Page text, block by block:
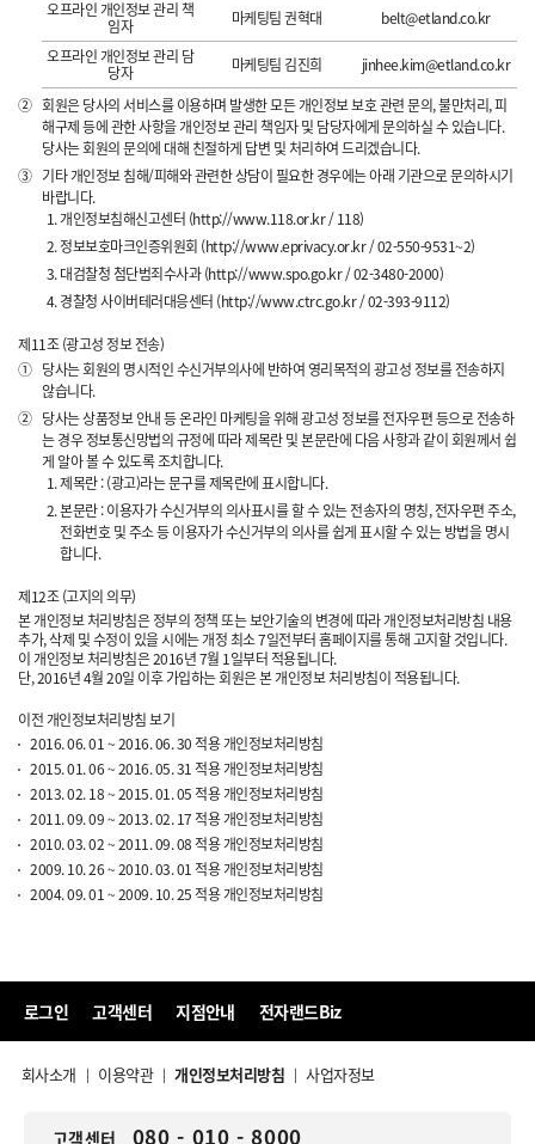
오프라인 개인정보 관리 책
임자 마케팅팀 권혁대
belt@etland.co.kr
오프라인 개인정보 관리 담
당자 마케팅팀 김진희
jinhee.kim@etland.co.kr
② 회원은 당사의 서비스를 이용하며 발생한 모든 개인정보 보호 관련 문의, 불만처리, 피
해구제 등에 관한 사항을 개인정보 관리 책임자 및 담당자에게 문의하실 수 있습니다.
당사는 회원의 문의에 대해 친절하게 답변 및 처리하여 드리겠습니다.
③ 기타 개인정보 침해/피해와 관련한 상담이 필요한 경우에는 아래 기관으로 문의하시기
바랍니다.
개인정보침해신고센터 (http://www.118.or.kr / 118)
정보보호마크인증위원회 (http://www.eprivacy.or.kr / 02-550-9531~2)
대검찰청 첨단범죄수사과 (http://www.spo.go.kr / 02-3480-2000)
경찰청 사이버테러대응센터 (http://www.ctrc.go.kr / 02-393-9112)
제11조 (광고성 정보 전송)
① 당사는 회원의 명시적인 수신거부의사에 반하여 영리목적의 광고성 정보를 전송하지
않습니다.
② 당사는 상품정보 안내 등 온라인 마케팅을 위해 광고성 정보를 전자우편 등으로 전송하
는 경우 정보통신망법의 규정에 따라 제목란 및 본문란에 다음 사항과 같이 회원께서 쉽
게 알아 볼 수 있도록 조치합니다.
제목란 : (광고)라는 문구를 제목란에 표시합니다.
본문란 : 이용자가 수신거부의 의사표시를 할 수 있는 전송자의 명칭, 전자우편 주소,
전화번호 및 주소 등 이용자가 수신거부의 의사를 쉽게 표시할 수 있는 방법을 명시
합니다.
제12조 (고지의 의무)
본 개인정보 처리방침은 정부의 정책 또는 보안기술의 변경에 따라 개인정보처리방침 내용
추가, 삭제 및 수정이 있을 시에는 개정 최소 7일전부터 홈페이지를 통해 고지할 것입니다.
이 개인정보 처리방침은 2016년 7월 1일부터 적용됩니다.
단, 2016년 4월 20일 이후 가입하는 회원은 본 개인정보 처리방침이 적용됩니다.
이전 개인정보처리방침 보기
2016. 06. 01 ~ 2016. 06. 30 적용 개인정보처리방침
2015. 01. 06 ~ 2016. 05. 31 적용 개인정보처리방침
2013. 02. 18 ~ 2015. 01. 05 적용 개인정보처리방침
2011. 09. 09 ~ 2013. 02. 17 적용 개인정보처리방침
2010. 03. 02 ~ 2011. 09. 08 적용 개인정보처리방침
2009. 10. 26 ~ 2010. 03. 01 적용 개인정보처리방침
2004. 09. 01 ~ 2009. 10. 25 적용 개인정보처리방침
로그인 고객센터 지점안내 전자랜드Biz
회사소개 | 이용약관 | 개인정보처리방침 | 사업자정보
고객센터 080 - 010 - 8000